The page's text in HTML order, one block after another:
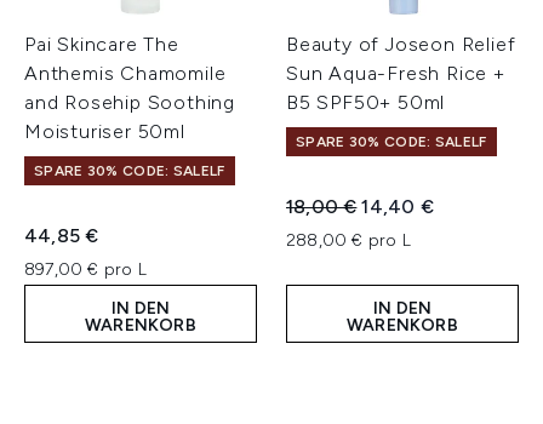
Pai Skincare The
Anthemis Chamomile
and Rosehip Soothing
Moisturiser 50ml
SPARE 30% CODE: SALELF
44,85 €
897,00 € pro L
IN DEN
WARENKORB
Beauty of Joseon Relief
Sun Aqua-Fresh Rice +
B5 SPF50+ 50ml
SPARE 30% CODE: SALELF
Unverbindliche
18,00 €Aktueller Preis:
14,40 €
288,00 € pro L
IN DEN
WARENKORB